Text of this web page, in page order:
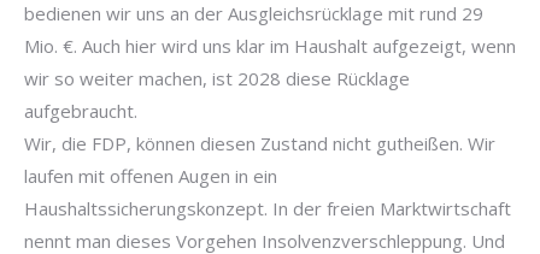
bedienen wir uns an der Ausgleichsrücklage mit rund 29
Mio. €. Auch hier wird uns klar im Haushalt aufgezeigt, wenn
wir so weiter machen, ist 2028 diese Rücklage
aufgebraucht.
Wir, die FDP, können diesen Zustand nicht gutheißen. Wir
laufen mit offenen Augen in ein
Haushaltssicherungskonzept. In der freien Marktwirtschaft
nennt man dieses Vorgehen Insolvenzverschleppung. Und